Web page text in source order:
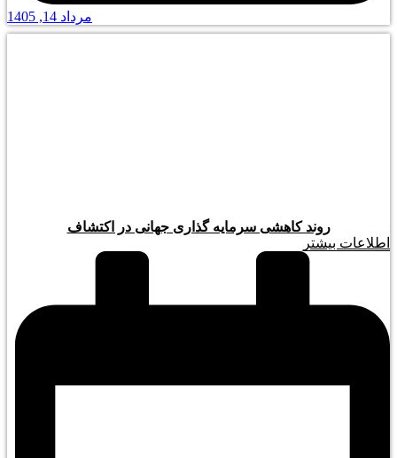
مرداد 14, 1405
روند کاهشی سرمایه گذاری جهانی در اکتشاف
اطلاعات بیشتر